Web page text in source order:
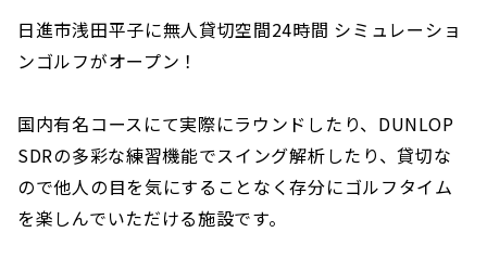
日進市浅田平子に無人貸切空間24時間 シミュレーショ
ンゴルフがオープン！
国内有名コースにて実際にラウンドしたり、DUNLOP
SDRの多彩な練習機能でスイング解析したり、貸切な
ので他人の目を気にすることなく存分にゴルフタイム
を楽しんでいただける施設です。